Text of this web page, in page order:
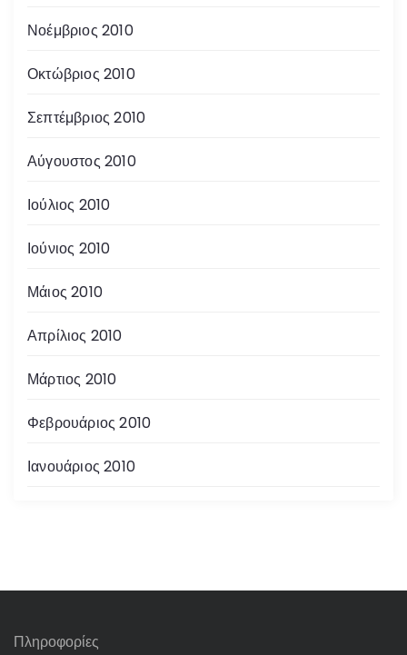
Νοέμβριος 2010
Οκτώβριος 2010
Σεπτέμβριος 2010
Αύγουστος 2010
Ιούλιος 2010
Ιούνιος 2010
Μάιος 2010
Απρίλιος 2010
Μάρτιος 2010
Φεβρουάριος 2010
Ιανουάριος 2010
Πληροφορίες